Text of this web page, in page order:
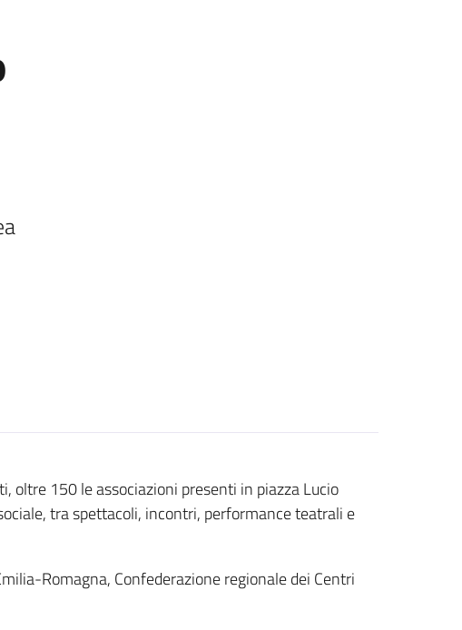
oltre 150 le associazioni presenti in piazza Lucio
tra spettacoli, incontri, performance teatrali e
Romagna, Confederazione regionale dei Centri